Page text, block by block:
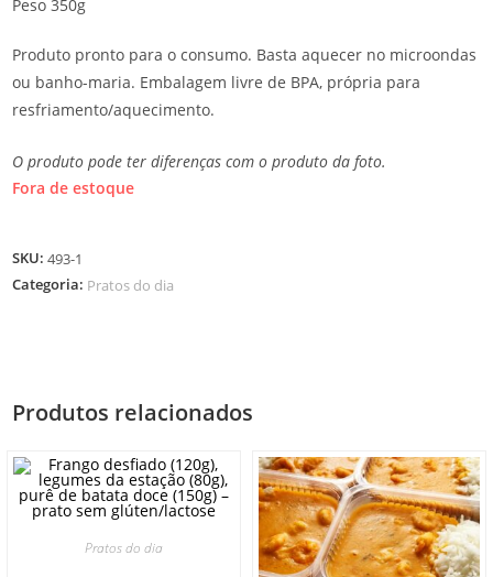
Peso 350g
Produto pronto para o consumo. Basta aquecer no microondas
ou banho-maria. Embalagem livre de BPA, própria para
resfriamento/aquecimento.
O produto pode ter diferenças com o produto da foto.
Fora de estoque
SKU:493-1
Categoria: Pratos do dia
Produtos relacionados
Pratos do dia